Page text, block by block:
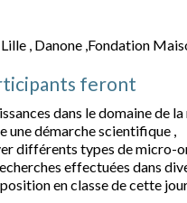
, Danone ,Fondation
feront
dans le domaine de
une démarche scientifique ,
différents types de micro-
effectuées dans
en classe de cette